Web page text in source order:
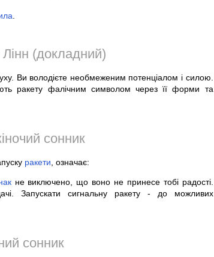
(докладний)
Ви володієте необмеженим потенціалом і силою.
ракету фалічним символом через її форми та
сонник
ракети , означає:
не виключено, що воно не принесе тобі радості.
Запускати сигнальну ракету - до можливих
сонник